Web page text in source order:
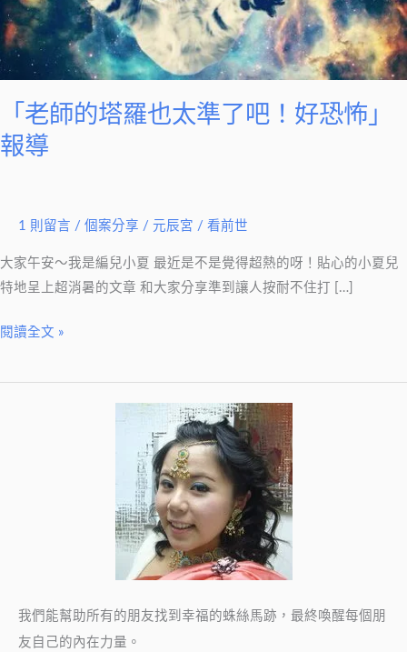
「老師的塔羅也太準了吧！好恐怖」
報導
1 則留言 / 個案分享 / 元辰宮 / 看前世
大家午安～我是編兒小夏 最近是不是覺得超熱的呀！貼心的小夏兒
特地呈上超消暑的文章 和大家分享準到讓人按耐不住打 […]
準
了
吧！
好
怖」
報
閱讀全文 »
我們能幫助所有的朋友找到幸福的蛛絲馬跡，最終喚醒每個朋
友自己的內在力量。